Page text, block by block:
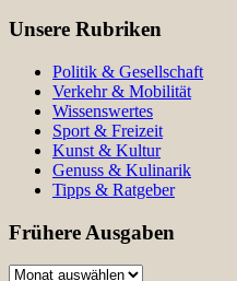
Unsere Rubriken
Politik & Gesellschaft
Verkehr & Mobilität
Wissenswertes
Sport & Freizeit
Kunst & Kultur
Genuss & Kulinarik
Tipps & Ratgeber
Frühere Ausgaben
Frühere